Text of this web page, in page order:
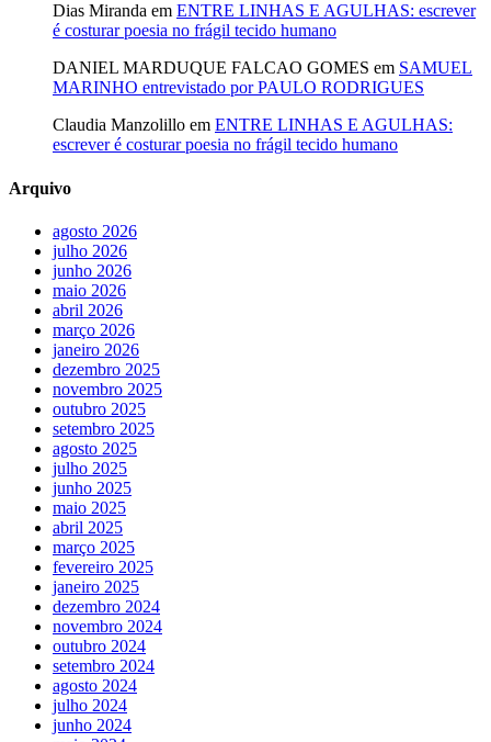
Dias Miranda em ENTRE LINHAS E AGULHAS: escrever
é costurar poesia no frágil tecido humano
DANIEL MARDUQUE FALCAO GOMES em SAMUEL
MARINHO entrevistado por PAULO RODRIGUES
Claudia Manzolillo em ENTRE LINHAS E AGULHAS:
escrever é costurar poesia no frágil tecido humano
Arquivo
agosto 2026
julho 2026
junho 2026
maio 2026
abril 2026
março 2026
janeiro 2026
dezembro 2025
novembro 2025
outubro 2025
setembro 2025
agosto 2025
julho 2025
junho 2025
maio 2025
abril 2025
março 2025
fevereiro 2025
janeiro 2025
dezembro 2024
novembro 2024
outubro 2024
setembro 2024
agosto 2024
julho 2024
junho 2024